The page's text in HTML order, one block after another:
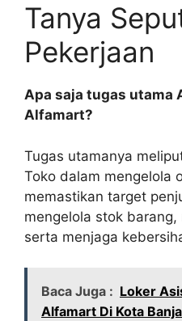
Tanya
Pekerjaan
Apa saja tugas utama
Alfamart?
Tugas utamanya
Toko dalam mengelola
memastikan target
mengelola stok
serta menjaga
Baca Juga : Loker
Alfamart Di Kota